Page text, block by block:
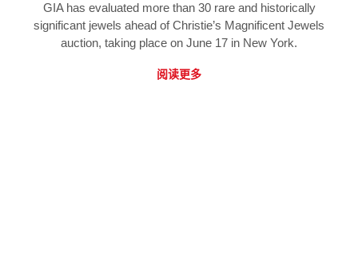
GIA has evaluated more than 30 rare and historically
significant jewels ahead of Christie’s Magnificent Jewels
auction, taking place on June 17 in New York.
阅读更多